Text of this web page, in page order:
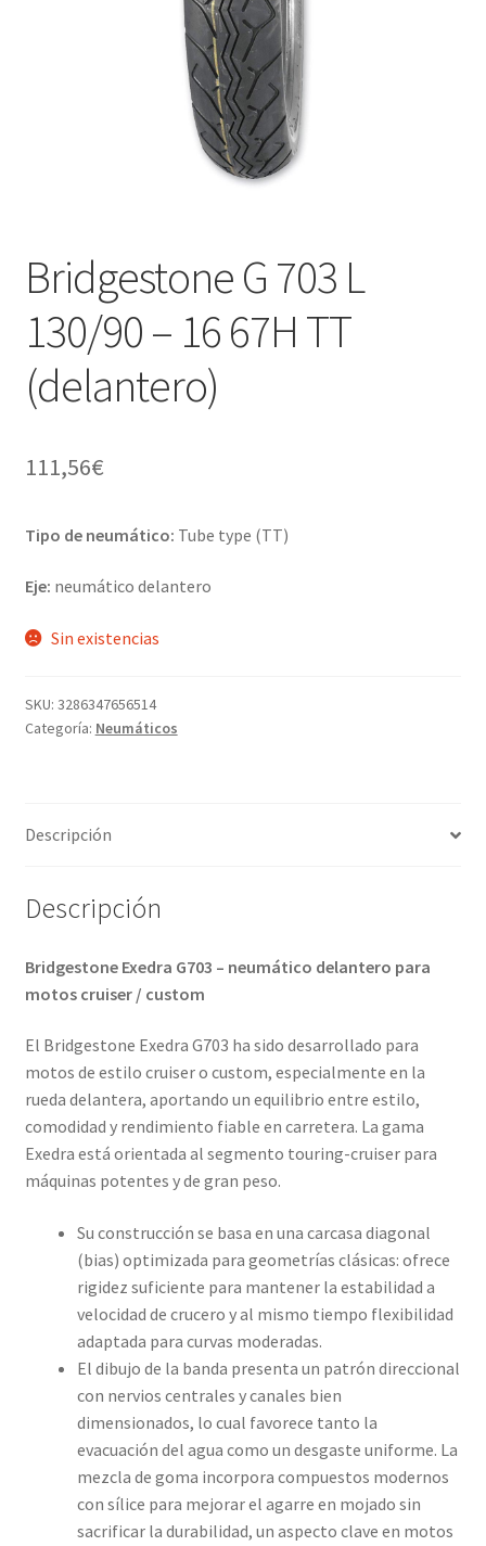
Bridgestone G 703 L
130/90 – 16 67H TT
(delantero)
111,56€
Tipo de neumático: Tube type (TT)
Eje: neumático delantero
Sin existencias
SKU: 3286347656514
Categoría: Neumáticos
Descripción
Descripción
Bridgestone Exedra G703 – neumático delantero para
motos cruiser / custom
El Bridgestone Exedra G703 ha sido desarrollado para
motos de estilo cruiser o custom, especialmente en la
rueda delantera, aportando un equilibrio entre estilo,
comodidad y rendimiento fiable en carretera. La gama
Exedra está orientada al segmento touring-cruiser para
máquinas potentes y de gran peso.
Su construcción se basa en una carcasa diagonal
(bias) optimizada para geometrías clásicas: ofrece
rigidez suficiente para mantener la estabilidad a
velocidad de crucero y al mismo tiempo flexibilidad
adaptada para curvas moderadas.
El dibujo de la banda presenta un patrón direccional
con nervios centrales y canales bien
dimensionados, lo cual favorece tanto la
evacuación del agua como un desgaste uniforme. La
mezcla de goma incorpora compuestos modernos
con sílice para mejorar el agarre en mojado sin
sacrificar la durabilidad, un aspecto clave en motos